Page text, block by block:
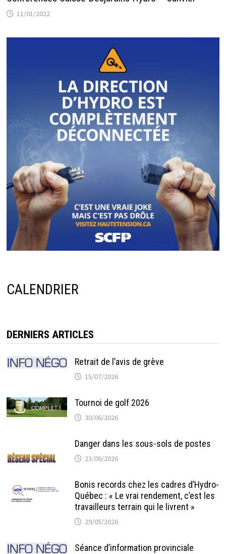
11/01/2022
CALENDRIER
DERNIERS ARTICLES
Retrait de l’avis de grève
15/07/2026
Tournoi de golf 2026
30/06/2026
Danger dans les sous-sols de postes
23/06/2026
Bonis records chez les cadres d’Hydro-
Québec : « Le vrai rendement, c’est les
travailleurs terrain qui le livrent »
29/05/2026
Séance d’information provinciale